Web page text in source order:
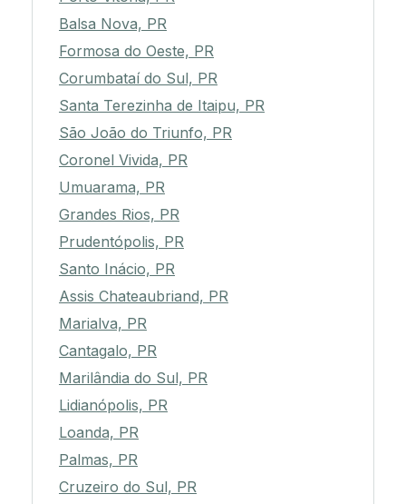
Balsa Nova, PR
Formosa do Oeste, PR
Corumbataí do Sul, PR
Santa Terezinha de Itaipu, PR
São João do Triunfo, PR
Coronel Vivida, PR
Umuarama, PR
Grandes Rios, PR
Prudentópolis, PR
Santo Inácio, PR
Assis Chateaubriand, PR
Marialva, PR
Cantagalo, PR
Marilândia do Sul, PR
Lidianópolis, PR
Loanda, PR
Palmas, PR
Cruzeiro do Sul, PR